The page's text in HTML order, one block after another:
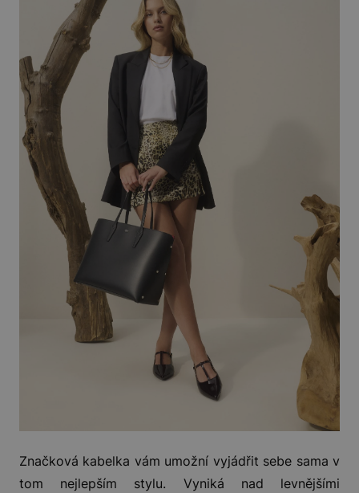
Značková kabelka vám umožní vyjádřit sebe sama v
tom nejlepším stylu. Vyniká nad levnějšími